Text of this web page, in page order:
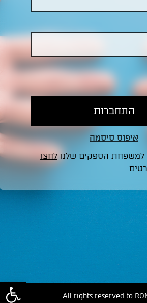
פתח
התחברות
איפוס סיסמה
למשפחת הספקים שלנו לחצו
All rights reserved to